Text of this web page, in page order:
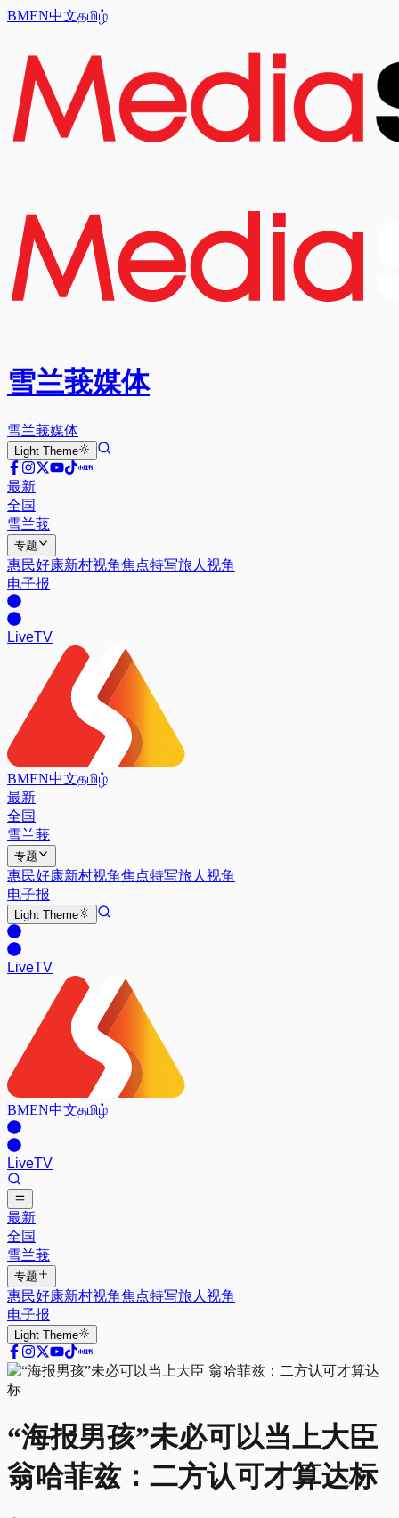
BMEN中文தமிழ்
雪兰莪媒体
雪兰莪媒体
Light Theme
最新
全国
雪兰莪
专题
惠民好康新村视角焦点特写旅人视角
电子报
LiveTV
BMEN中文தமிழ்
最新
全国
雪兰莪
专题
惠民好康新村视角焦点特写旅人视角
电子报
Light Theme
LiveTV
BMEN中文தமிழ்
LiveTV
最新
全国
雪兰莪
专题
惠民好康新村视角焦点特写旅人视角
电子报
Light Theme
“海报男孩”未必可以当上大臣
翁哈菲兹：二方认可才算达标